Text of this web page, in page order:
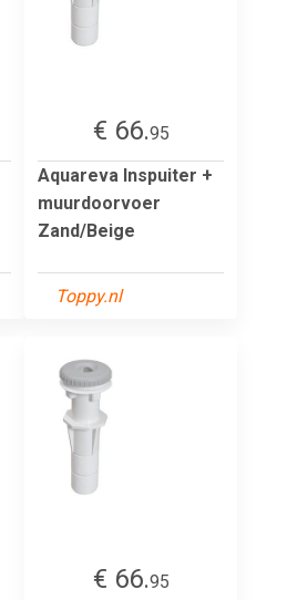
€ 66.95
Aquareva Inspuiter +
muurdoorvoer
Zand/Beige
Toppy.nl
€ 66.95